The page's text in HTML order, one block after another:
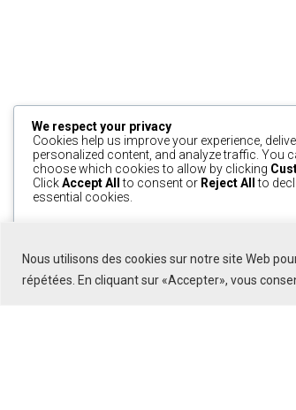
Nous utilisons des cookies sur notre site Web
répétées. En cliquant sur «Accepter», vous
We respect your privacy
Cookies help us improve your experience,
personalized content, and analyze traffic. You
choose which cookies to allow by clicking
ClickAccept All to consent or Reject All
to
essential cookies.
Powered by